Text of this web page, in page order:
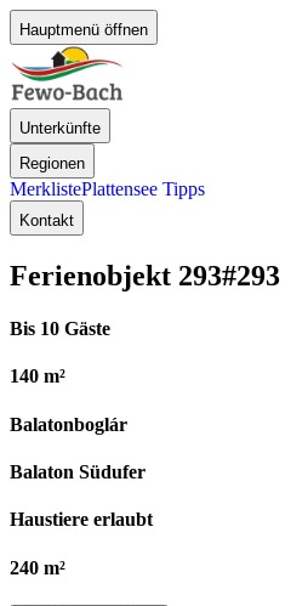
Hauptmenü öffnen
Unterkünfte
Regionen
MerklistePlattensee Tipps
Kontakt
Ferienobjekt 293#293
Bis 10 Gäste
140 m²
Balatonboglár
Balaton Südufer
Haustiere erlaubt
240 m²